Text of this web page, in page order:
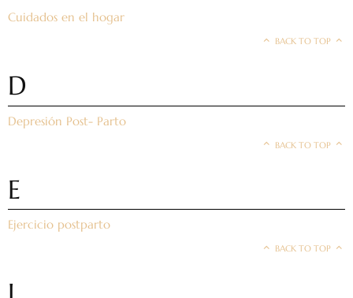
Cuidados en el hogar
BACK TO TOP
D
Depresión Post- Parto
BACK TO TOP
E
Ejercicio postparto
BACK TO TOP